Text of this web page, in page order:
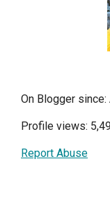
On Blogger
Profile views:
Report Abuse